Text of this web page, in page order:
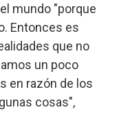
mundo "porque
Entonces es
que no
un poco
en razón de los
cosas",